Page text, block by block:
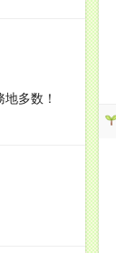
多数！